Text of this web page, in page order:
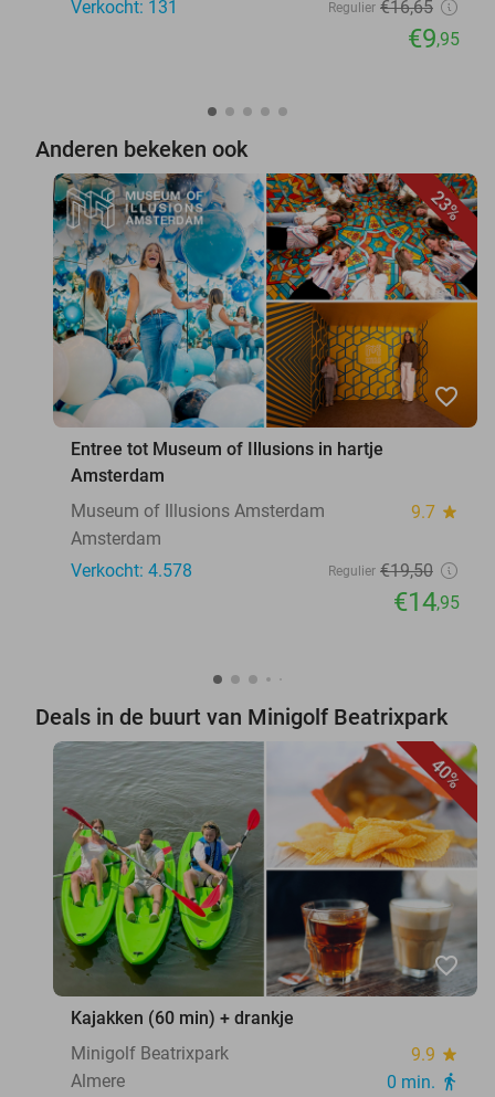
Verkocht: 131
Regulier €16,65
€9,95
Anderen bekeken ook
23%
favorite_border
Entree tot Museum of Illusions in hartje
Amsterdam
Museum of Illusions Amsterdam
9.7 star
Amsterdam
Verkocht: 4.578
Regulier €19,50
€14,95
Deals in de buurt van Minigolf Beatrixpark
40%
favorite_border
Kajakken (60 min) + drankje
Minigolf Beatrixpark
9.9 star
Almere 0 min. directions_walk